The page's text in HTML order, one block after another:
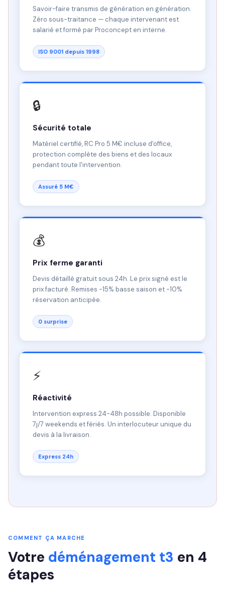
Savoir-faire transmis de génération en génération.
Zéro sous-traitance — chaque intervenant est
salarié et formé par Proconcept en interne.
ISO 9001 depuis 1998
🔒
Sécurité totale
Matériel certifié, RC Pro 5 M€ incluse d'office,
protection complète des biens et des locaux
pendant toute l'intervention.
Assuré 5 M€
💰
Prix ferme garanti
Devis détaillé gratuit sous 24h. Le prix signé est le
prix facturé. Remises -15% basse saison et -10%
réservation anticipée.
0 surprise
⚡
Réactivité
Intervention express 24-48h possible. Disponible
7j/7 weekends et fériés. Un interlocuteur unique du
devis à la livraison.
Express 24h
COMMENT ÇA MARCHE
Votre déménagement t3 en 4
étapes